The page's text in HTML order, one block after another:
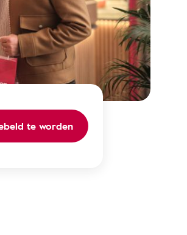
te worden